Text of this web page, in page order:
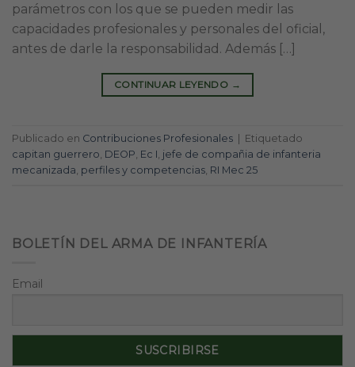
parámetros con los que se pueden medir las
capacidades profesionales y personales del oficial,
antes de darle la responsabilidad. Además […]
CONTINUAR LEYENDO →
Publicado en Contribuciones Profesionales
Etiquetado
capitan guerrero DEOP Ec I jefe de compañia de infanteria
mecanizada perfiles y competencias RI Mec 25
BOLETÍN DEL ARMA DE INFANTERÍA
Email